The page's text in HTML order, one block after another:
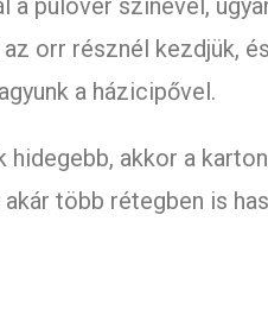
orr résznél kezdjük,
a házicipővel.
hidegebb, akkor a
akár több rétegben is